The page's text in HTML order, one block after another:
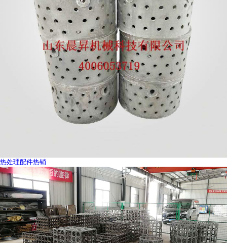
热处理配件热销